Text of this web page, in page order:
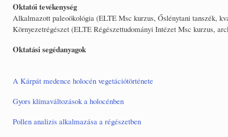
Oktatói tevékenység
Alkalmazott paleoökológia (ELTE Msc kurzus, Őslénytani tanszék,
Környezetrégészet (ELTE Régészettudományi Intézet Msc kurzus,
Oktatási segédanyagok
A Kárpát medence holocén vegetációtörténete
Gyors klímaváltozások a holocénben
Pollen analizis alkalmazása a régészetben